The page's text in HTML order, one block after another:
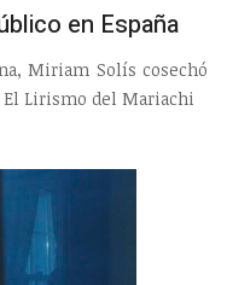
en España
Miriam Solís cosechó
Lirismo del Mariachi